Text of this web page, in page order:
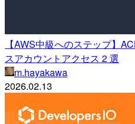
【AWS中級へのステップ】
スアカウントアクセス 2 選
m.hayakawa
2026.02.13